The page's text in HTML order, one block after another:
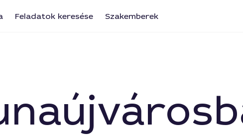
Feladatok keresése Szakemberek